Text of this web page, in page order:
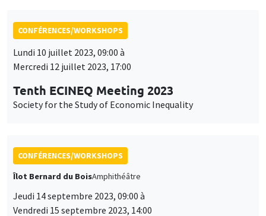
CONFÉRENCES/WORKSHOPS
Lundi 10 juillet 2023, 09:00 à
Mercredi 12 juillet 2023, 17:00
Tenth ECINEQ Meeting 2023
Society for the Study of Economic Inequality
CONFÉRENCES/WORKSHOPS
Îlot Bernard du BoisAmphithéâtre
Jeudi 14 septembre 2023, 09:00 à
Vendredi 15 septembre 2023, 14:00